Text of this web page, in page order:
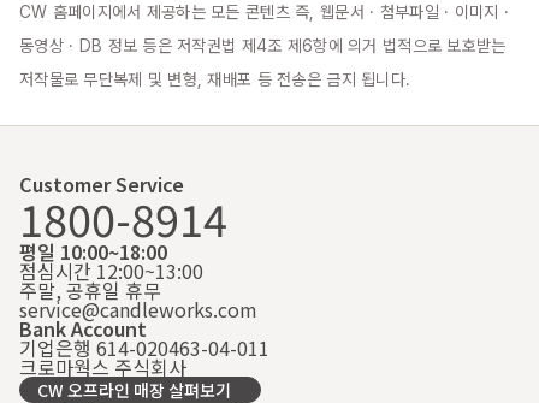
CW 홈페이지에서 제공하는 모든 콘텐츠 즉, 웹문서 · 첨부파일 · 이미지 ·
동영상 · DB 정보 등은 저작권법 제4조 제6항에 의거 법적으로 보호받는
저작물로 무단복제 및 변형, 재배포 등 전송은 금지 됩니다.
Customer Service
1800-8914
평일 10:00~18:00
점심시간 12:00~13:00
주말, 공휴일 휴무
service@candleworks.com
Bank Account
기업은행 614-020463-04-011
크로마웍스 주식회사
CW 오프라인 매장 살펴보기